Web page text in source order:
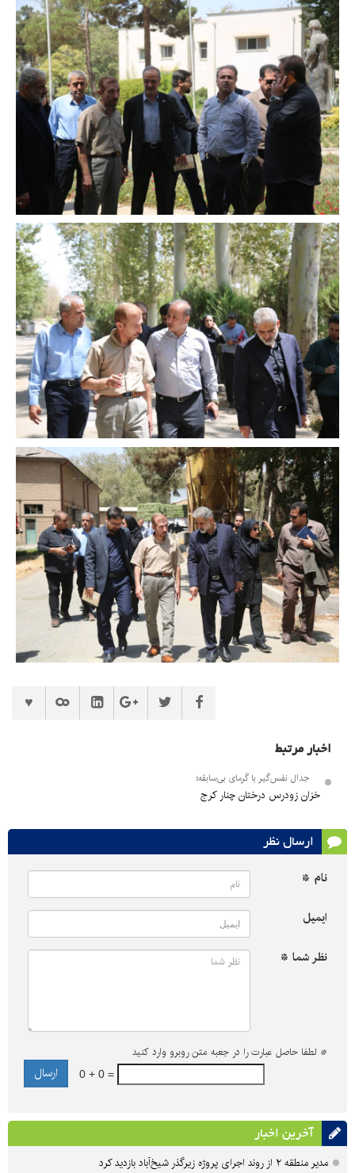
اخبار مرتبط
جدال نفس‌گیر با گرمای بی‌سابقه؛
خزان زودرس درختان چنار کرج
ارسال نظر
نام *
ایمیل
نظر شما *
* لطفا حاصل عبارت را در جعبه متن روبرو وارد کنید
0 + 0 =
آخرین اخبار
مدیر منطقه ۲ از روند اجرای پروژه زیرگذر شیخ‌آباد بازدید کرد